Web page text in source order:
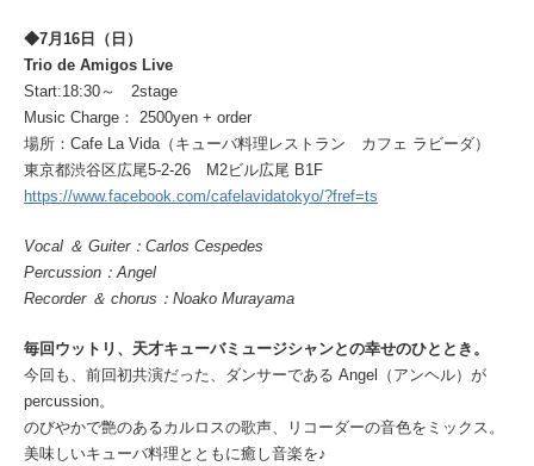
◆7月16日（日）
Trio de Amigos Live
Start:18:30～ 2stage
Music Charge： 2500yen + order
場所：Cafe La Vida（キューバ料理レストラン カフェ ラビーダ）
東京都渋谷区広尾5-2-26 M2ビル広尾 B1F
https://www.facebook.com/cafelavidatokyo/?fref=ts
Vocal ＆ Guiter：Carlos Cespedes
Percussion：Angel
Recorder ＆ chorus：Noako Murayama
毎回ウットリ、天才キューバミュージシャンとの幸せのひととき。
今回も、前回初共演だった、ダンサーである Angel（アンヘル）が
percussion。
のびやかで艶のあるカルロスの歌声、リコーダーの音色をミックス。
美味しいキューバ料理とともに癒し音楽を♪